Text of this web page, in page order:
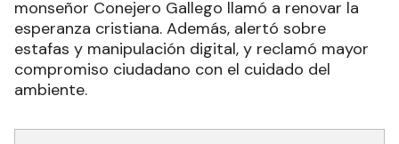
monseñor Conejero Gallego llamó a renovar la
esperanza cristiana. Además, alertó sobre
estafas y manipulación digital, y reclamó mayor
compromiso ciudadano con el cuidado del
ambiente.